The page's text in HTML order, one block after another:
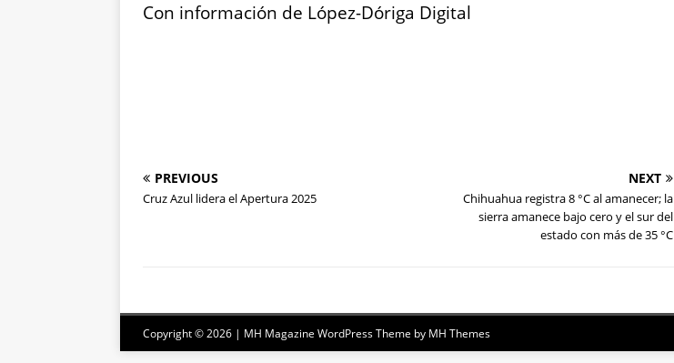
Con información de López-Dóriga Digital
PREVIOUS
Cruz Azul lidera el Apertura 2025
NEXT
Chihuahua registra 8 °C al amanecer; la
sierra amanece bajo cero y el sur del
estado con más de 35 °C
Copyright © 2026 | MH Magazine WordPress Theme by MH Themes